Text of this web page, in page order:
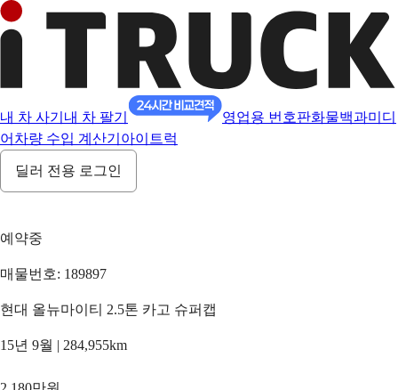
내 차 사기 내 차 팔기 영업용 번호판화물백과미디
어 차량 수입 계산기 아이트럭
딜러 전용 로그인
예약중
매물번호: 189897
현대 올뉴마이티 2.5톤 카고 슈퍼캡
15년 9월 | 284,955km